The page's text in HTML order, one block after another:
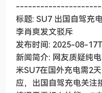
标题: SU7 出国自驾充
李肖爽发文驳斥
发布时间: 2025-08-
新闻简介: 网友质疑纯
米SU7在国外充电需2
应，出国自驾充电关注